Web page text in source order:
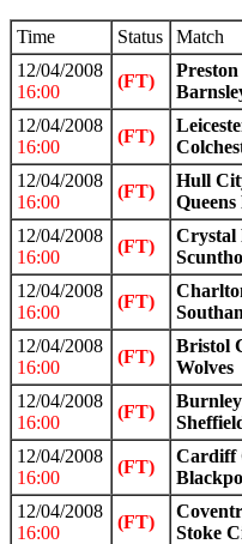
Time Status Match
12/04/2008
16:00
(FT)
12/04/2008
16:00
(FT)
12/04/2008
16:00
(FT)
Hull
12/04/2008
16:00
(FT)
Crystal
12/04/2008
16:00
(FT)
12/04/2008
16:00
(FT)
Bristol
Wolves
12/04/2008
16:00
(FT)
Burnley
12/04/2008
16:00
(FT)
Cardiff
12/04/2008
16:00
(FT)
Stoke